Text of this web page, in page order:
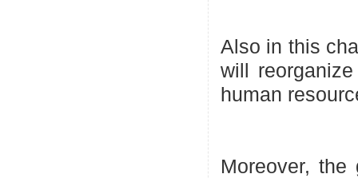
Also in this
will
human
Moreover,